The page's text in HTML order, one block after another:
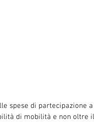
spese di partecipazione
di mobilità e non oltre